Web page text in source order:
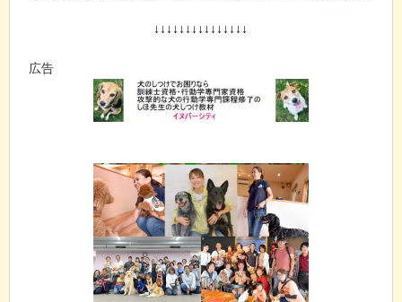
↓↓↓↓↓↓↓↓↓↓↓↓↓↓↓
広告